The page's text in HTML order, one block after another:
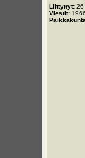
Liittynyt:26
Viestit:1966